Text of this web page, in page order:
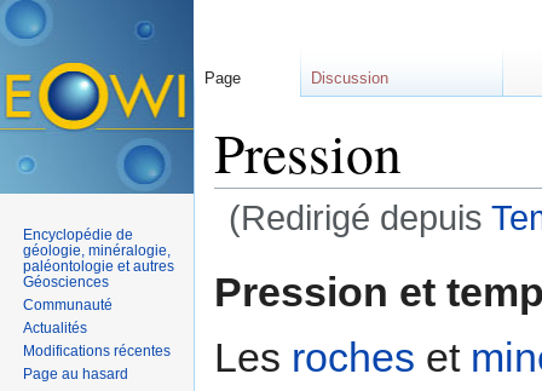
Pression
(Redirigé depuis
Pression et
Les roches et
Page Discussion
Encyclopédie de
géologie, minéralogie,
paléontologie et autres
Géosciences
Communauté
Actualités
Modifications récentes
Page au hasard